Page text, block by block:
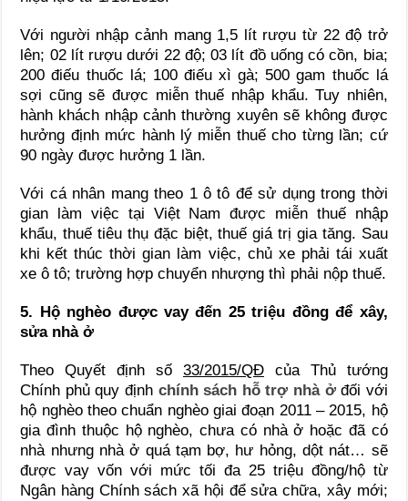
Với người nhập cảnh mang 1,5 lít rượu từ 22 độ trở
lên; 02 lít rượu dưới 22 độ; 03 lít đồ uống có cồn, bia;
200 điếu thuốc lá; 100 điếu xì gà; 500 gam thuốc lá
sợi cũng sẽ được miễn thuế nhập khẩu. Tuy nhiên,
hành khách nhập cảnh thường xuyên sẽ không được
hưởng định mức hành lý miễn thuế cho từng lần; cứ
90 ngày được hưởng 1 lần.
Với cá nhân mang theo 1 ô tô để sử dụng trong thời
gian làm việc tại Việt Nam được miễn thuế nhập
khẩu, thuế tiêu thụ đặc biệt, thuế giá trị gia tăng. Sau
khi kết thúc thời gian làm việc, chủ xe phải tái xuất
xe ô tô; trường hợp chuyển nhượng thì phải nộp thuế.
5. Hộ nghèo được vay đến 25 triệu đồng để xây,
sửa nhà ở
Theo Quyết định số 33/2015/QĐcủa Thủ tướng
Chính phủ quy định chính sách hỗ trợ nhà ởđối với
hộ nghèo theo chuẩn nghèo giai đoạn 2011 – 2015, hộ
gia đình thuộc hộ nghèo, chưa có nhà ở hoặc đã có
nhà nhưng nhà ở quá tạm bợ, hư hỏng, dột nát… sẽ
được vay vốn với mức tối đa 25 triệu đồng/hộ từ
Ngân hàng Chính sách xã hội để sửa chữa, xây mới;